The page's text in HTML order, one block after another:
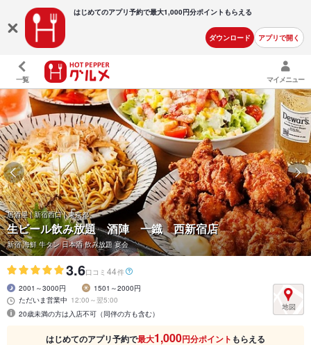
はじめてのアプリ予約で最大1,000円分ポイントもらえる
ダウンロード アプリで開く
一覧 マイメニュー
居酒屋 | 新宿西口 | 東京都
生ビール飲み放題 酒陣 一鐡 西新宿店
新宿 海鮮 牛タン 日本酒 飲み放題 宴会
3.6口コミ 44件
2001～3000円
1501～2000円
ただいま営業中 12:00～翌5:00
20歳未満の方は入店不可（同伴の方も含む）
はじめてのアプリ予約で最大1,000円分ポイント もらえる